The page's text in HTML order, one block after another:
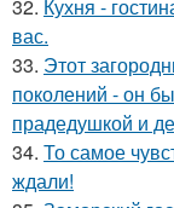
32. Кухня -
вас.
33. Этот
поколений - он
прадедушкой и
34. То самое
ждали!